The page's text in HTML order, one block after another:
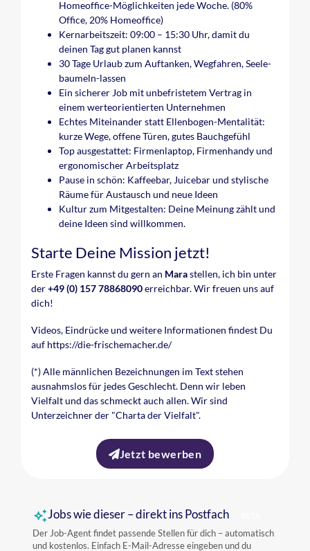
Homeoffice-Möglichkeiten jede Woche. (80%
Office, 20% Homeoffice)
Kernarbeitszeit: 09:00 – 15:30 Uhr, damit du
deinen Tag gut planen kannst
30 Tage Urlaub zum Auftanken, Wegfahren, Seele-
baumeln-lassen
Ein sicherer Job mit unbefristetem Vertrag in
einem werteorientierten Unternehmen
Echtes Miteinander statt Ellenbogen-Mentalität:
kurze Wege, offene Türen, gutes Bauchgefühl
Top ausgestattet: Firmenlaptop, Firmenhandy und
ergonomischer Arbeitsplatz
Pause in schön: Kaffeebar, Juicebar und stylische
Räume für Austausch und neue Ideen
Kultur zum Mitgestalten: Deine Meinung zählt und
deine Ideen sind willkommen.
Starte Deine Mission jetzt!
Erste Fragen kannst du gern an Marastellen, ich bin unter
der+49 (0) 157 78868090erreichbar. Wir freuen uns auf
dich!
Videos, Eindrücke und weitere Informationen findest Du
auf https://die-frischemacher.de/
(*) Alle männlichen Bezeichnungen im Text stehen
ausnahmslos für jedes Geschlecht. Denn wir leben
Vielfalt und das schmeckt auch allen. Wir sind
Unterzeichner der "Charta der Vielfalt".
Jetzt bewerben
Jobs wie dieser – direkt ins Postfach
Der Job-Agent findet passende Stellen für dich – automatisch
und kostenlos. Einfach E-Mail-Adresse eingeben und du